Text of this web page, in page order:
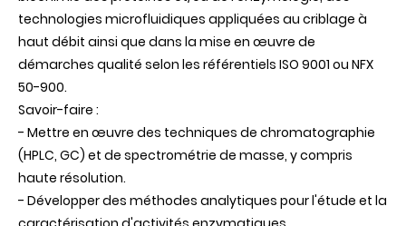
technologies microfluidiques appliquées au criblage à
haut débit ainsi que dans la mise en œuvre de
démarches qualité selon les référentiels ISO 9001 ou NFX
50-900.
Savoir-faire :
- Mettre en œuvre des techniques de chromatographie
(HPLC, GC) et de spectrométrie de masse, y compris
haute résolution.
- Développer des méthodes analytiques pour l'étude et la